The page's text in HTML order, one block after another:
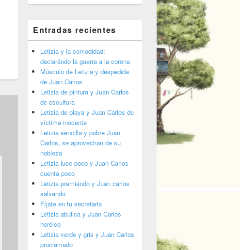
Entradas recientes
Letizia y la comodidad:
declarándo la guerra a la corona
Músculo de Letizia y despedida
de Juan Carlos
Letizia de pintura y Juan Carlos
de escultura
Letizia de playa y Juan Carlos de
víctima inocente
Letizia sencilla y pobre Juan
Carlos, se aprovechan de su
nobleza
Letizia luce poco y Juan Carlos
cuenta poco
Letizia premiando y Juan carlos
salvando
Fíjate en tu secretaria
Letizia abúlica y Juan Carlos
heróico
Letizia verde y gris y Juan Carlos
proclamado